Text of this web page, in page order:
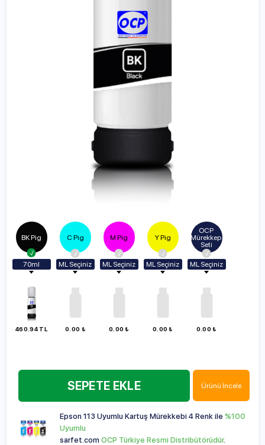
BK Pig
70ml
Vazgeç
70ml
100ml
1000ml
460.94 TL
C Pig
ML Seçiniz
70ml
100ml
0.00 ₺
M Pig
ML Seçiniz
70ml
100ml
0.00 ₺
Y Pig
ML Seçiniz
70ml
100ml
0.00 ₺
OCP
Mürekkep
Seti
ML Seçiniz
70ml
100ml
0.00 ₺
SEPETE EKLE Ürünü İncele
Epson 113 Uyumlu Kartuş Mürekkebi 4 Renk ile %100
Uyumlu
sarfet.com OCP Türkiye Resmi Distribütörüdür.